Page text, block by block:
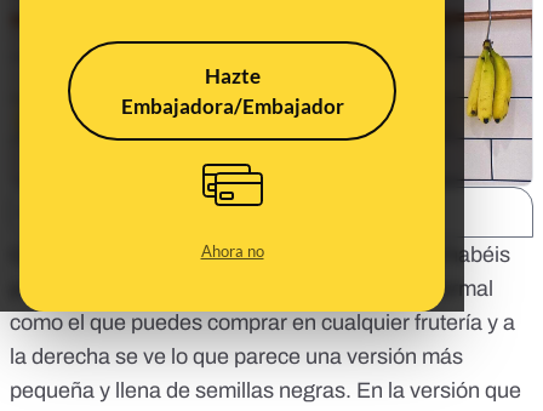
Hazte
Embajadora/Embajador
Ahora no
Quizás haya visto esta imagen por la que nos habéis
preguntado. A la izquierda se ve un plátano normal
como el que puedes comprar en cualquier frutería y a
la derecha se ve lo que parece una versión más
pequeña y llena de semillas negras. En la versión que